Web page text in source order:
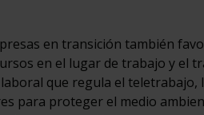
en transición también
en el lugar de trabajo y el
que regula el
para proteger el medio